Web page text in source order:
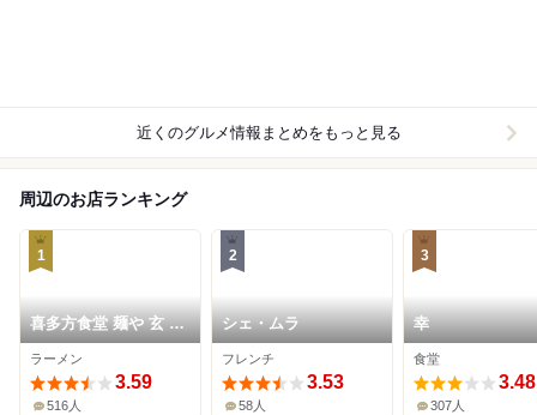
近くのグルメ情報まとめをもっと見る
周辺のお店ランキング
1
喜多方食堂 麺や 玄 佐
倉分店
ラーメン
3.59
516人
2
シェ・ムラ
フレンチ
3.53
58人
3
幸
食堂
3.48
307人